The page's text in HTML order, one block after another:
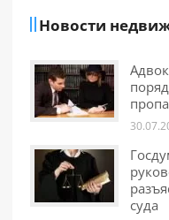
Новости
суда